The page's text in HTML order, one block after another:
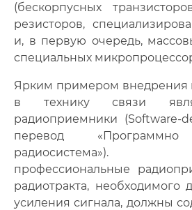
(бескорпусных
резисторов,
и, в первую очередь,
специальных
Ярким примером внедрения
в технику связи
радиоприемники (Software-
перевод «Программно
радиосистема»).
профессиональные
радиотракта, необходимого
усиления сигнала, должны